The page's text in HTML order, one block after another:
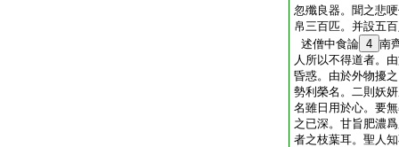
忽殲良器。聞之悲
帛三百匹。并設五
述僧中食論 4 南
人所以不得道者。
昏惑。由於外物擾
勢利榮名。二則妖
名雖日用於心。要
之已深。甘旨肥濃
者之枝葉耳。聖人